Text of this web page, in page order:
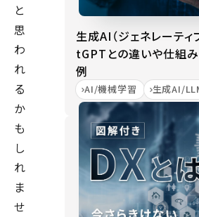
と
思
わ
れ
る
か
も
し
れ
ま
せ
生成AI（ジェネレーティ
tGPTとの違いや仕組み
例
AI/機械学習 生成AI/